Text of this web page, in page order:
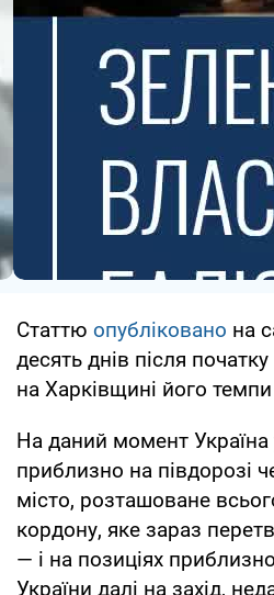
Статтю опубліковано на
десять днів після
на Харківщині його
На даний момент Україна
приблизно на півдорозі
місто, розташоване
кордону, яке зараз
— і на позиціях
України далі на захід,